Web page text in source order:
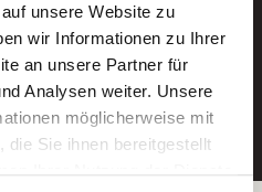
unsere Website zu
wir Informationen zu Ihrer
an unsere Partner für
Analysen weiter. Unsere
möglicherweise mit
die Sie ihnen bereitgestellt
von AWO
eintragen